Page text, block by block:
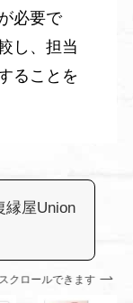
必要で
し、担当
ることを
縁屋Union
スクロールできます